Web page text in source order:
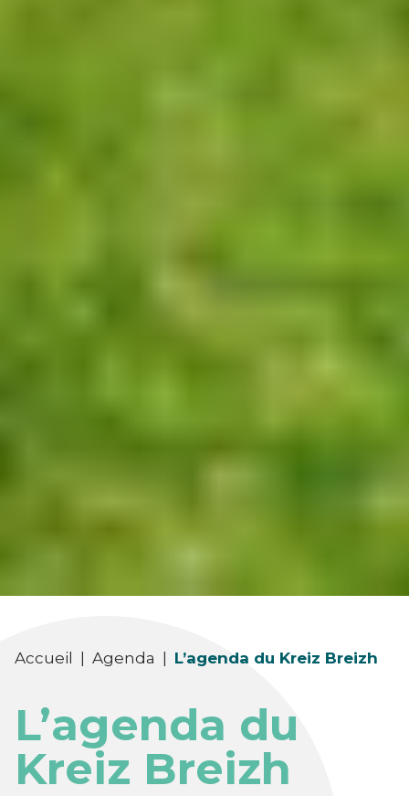
Accueil | Agenda | L’agenda du Kreiz Breizh
L’agenda du
Kreiz Breizh